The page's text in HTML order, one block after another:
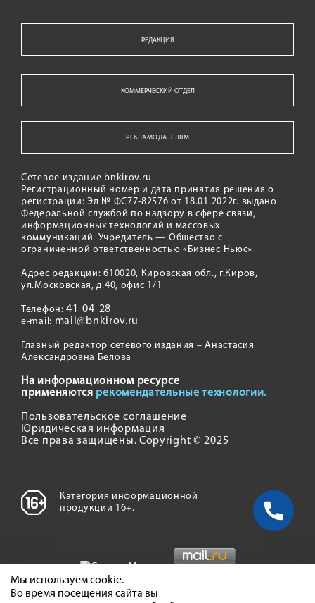
РЕДАКЦИЯ
КОММЕРЧЕСКИЙ ОТДЕЛ
РЕКЛАМОДАТЕЛЯМ
Сетевое издание bnkirov.ru
Регистрационный номер и дата принятия решения о
регистрации: Эл № ФС77-82576 от 18.01.2022г. выдано
Федеральной службой по надзору в сфере связи,
информационных технологий и массовых
коммуникаций. Учредитель — Общество с
ограниченной ответственностью «Бизнес Ньюс»
Адрес редакции: 610020, Кировская обл., г.Киров,
ул.Московская, д.40, офис 1/1
Телефон:41-04-28
e-mail: mail@bnkirov.ru
Главный редактор сетевого издания – Анастасия
Александровна Белова
На информационном ресурсе
применяются рекомендательные технологии.
Пользовательское соглашение
Юридическая информация
Все права защищены. Copyright © 2025
Категория информационной
продукции 16+.
Мы используем cookie.
Во время посещения сайта вы